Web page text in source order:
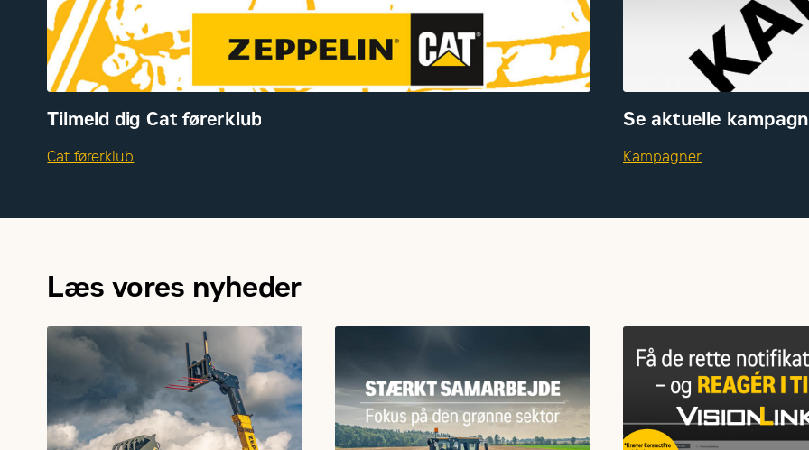
Tilmeld dig Cat førerklub
Cat førerklub
Se aktuelle
Kampagner
Læs vores nyheder